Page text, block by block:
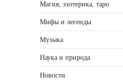
Магия, эзотерика, таро
Мифы и легенды
Музыка
Наука и природа
Новости